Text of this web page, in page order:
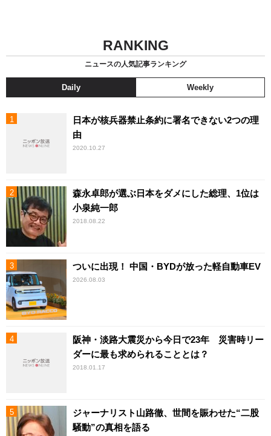
RANKING
ニュースの人気記事ランキング
Daily Weekly
日本が核兵器禁止条約に署名できない2つの理
由
2020.10.27
森永卓郎が選ぶ日本をダメにした総理、1位は
小泉純一郎
2018.08.22
ついに出現！ 中国・BYDが放った軽自動車EV
2026.08.03
阪神・淡路大震災から今日で23年 災害時リー
ダーに最も求められることとは？
2018.01.17
ジャーナリスト山路徹、世間を賑わせた“二股
騒動”の真相を語る